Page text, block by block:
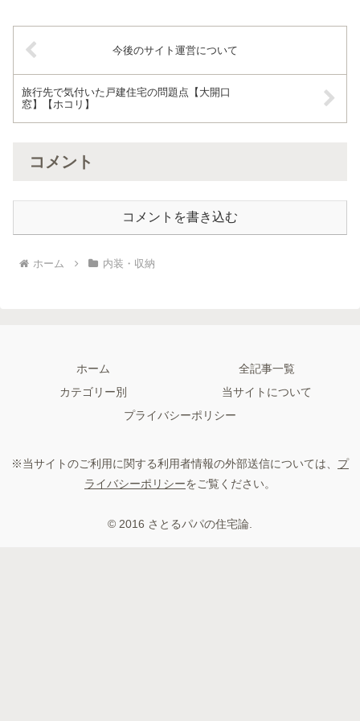
今後のサイト運営について
旅行先で気付いた戸建住宅の問題点【大開口
窓】【ホコリ】
コメント
コメントを書き込む
ホーム 内装・収納
ホーム
全記事一覧
カテゴリー別
当サイトについて
プライバシーポリシー
※当サイトのご利用に関する利用者情報の外部送信については、 プ
ライバシーポリシーをご覧ください。
© 2016 さとるパパの住宅論.